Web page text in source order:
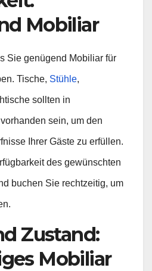
Mobiliar
Sie genügend Mobiliar für
Tische, Stühle,
sollten in
sein, um den
Ihrer Gäste zu erfüllen.
des gewünschten
buchen Sie rechtzeitig, um
Zustand:
Mobiliar